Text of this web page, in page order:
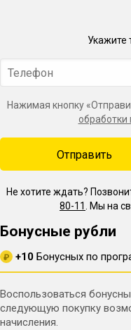
Укажите
Нажимая кнопку
Не хотите ждать?
80-11. Мы на
Бонусные рубли
₽ +10 Бонусных по
Воспользоваться
следующую покупку
начисления.